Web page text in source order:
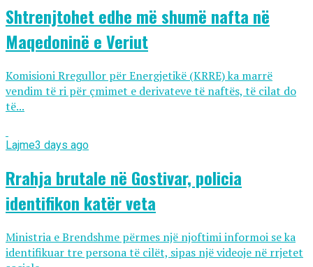
Shtrenjtohet edhe më shumë nafta në
Maqedoninë e Veriut
Komisioni Rregullor për Energjetikë (KRRE) ka marrë
vendim të ri për çmimet e derivateve të naftës, të cilat do
të...
Lajme3 days ago
Rrahja brutale në Gostivar, policia
identifikon katër veta
Ministria e Brendshme përmes një njoftimi informoi se ka
identifikuar tre persona të cilët, sipas një videoje në rrjetet